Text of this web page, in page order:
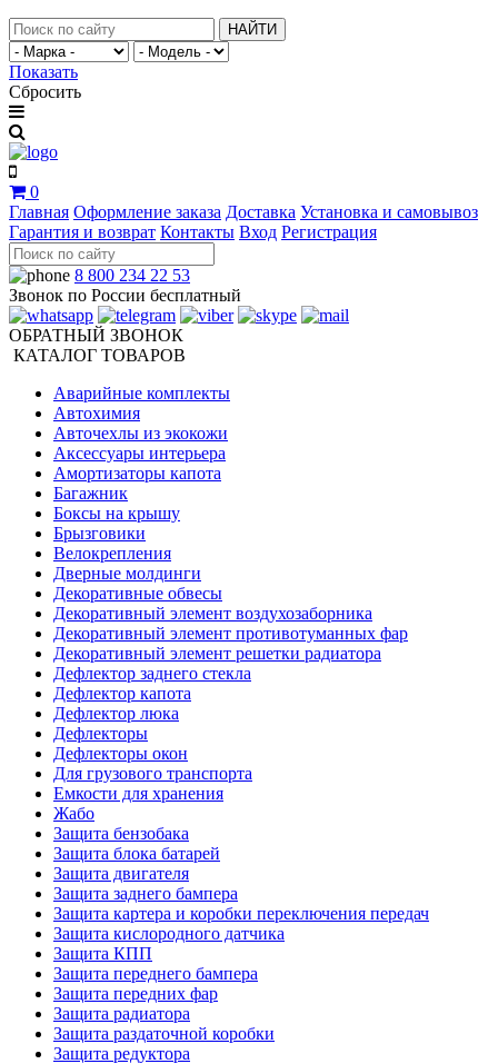
НАЙТИ
Показать
Сбросить
0
Главная Оформление заказа Доставка Установка и самовывоз
Гарантия и возврат Контакты Вход Регистрация
8 800 234 22 53
Звонок по России бесплатный
ОБРАТНЫЙ ЗВОНОК
КАТАЛОГ ТОВАРОВ
Аварийные комплекты
Автохимия
Авточехлы из экокожи
Аксессуары интерьера
Амортизаторы капота
Багажник
Боксы на крышу
Брызговики
Велокрепления
Дверные молдинги
Декоративные обвесы
Декоративный элемент воздухозаборника
Декоративный элемент противотуманных фар
Декоративный элемент решетки радиатора
Дефлектор заднего стекла
Дефлектор капота
Дефлектор люка
Дефлекторы
Дефлекторы окон
Для грузового транспорта
Емкости для хранения
Жабо
Защита бензобака
Защита блока батарей
Защита двигателя
Защита заднего бампера
Защита картера и коробки переключения передач
Защита кислородного датчика
Защита КПП
Защита переднего бампера
Защита передних фар
Защита радиатора
Защита раздаточной коробки
Защита редуктора